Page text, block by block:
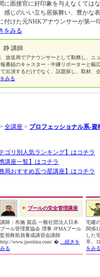
に面接官に好印象を与えなくては
感じのいい立ち居振舞い、豊かな
付けた元NHKアナウンサーが第一
をみる
講師
、放送局でアナウンサーとして勤務し、ニ
番組のキャスター・中継リポーターと幅
出演するだけでなく、話題探し、取材、
をみる
> 全講座 > プロフェッショナル系-資
テゴリ別人気ランキング】はコチラ
携講座一覧】はコチラ
務局おすすめ五つ星講座】はコチラ
プールの安全管理講座
講師：布施 賀晶 一般社団法人日本
プール管理業協会 理事 JPMAプール
監視救助員養成講習会講師
http://www.jpoolma.com/ �
...続きを
みる
宅建
関係
した
卒、
をみる